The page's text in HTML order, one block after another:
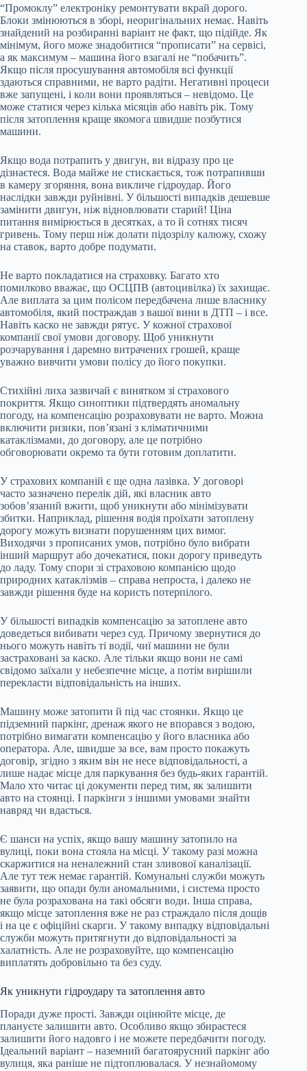
“Промоклу” електроніку ремонтувати вкрай дорого.
Блоки змінюються в зборі, неоригінальних немає. Навіть
знайдений на розбиранні варіант не факт, що підійде. Як
мінімум, його може знадобитися “прописати” на сервісі,
а як максимум – машина його взагалі не “побачить”.
Якщо після просушування автомобіля всі функції
здаються справними, не варто радіти. Негативні процеси
вже запущені, і коли вони проявляться – невідомо. Це
може статися через кілька місяців або навіть рік. Тому
після затоплення краще якомога швидше позбутися
машини.
Якщо вода потрапить у двигун, ви відразу про це
дізнаєтеся. Вода майже не стискається, тож потрапивши
в камеру згоряння, вона викличе гідроудар. Його
наслідки завжди руйнівні. У більшості випадків дешевше
замінити двигун, ніж відновлювати старий! Ціна
питання вимірюється в десятках, а то й сотнях тисяч
гривень. Тому перш ніж долати підозрілу калюжу, схожу
на ставок, варто добре подумати.
Не варто покладатися на страховку. Багато хто
помилково вважає, що ОСЦПВ (автоцивілка) їх захищає.
Але виплата за цим полісом передбачена лише власнику
автомобіля, який постраждав з вашої вини в ДТП – і все.
Навіть каско не завжди рятує. У кожної страхової
компанії свої умови договору. Щоб уникнути
розчарування і даремно витрачених грошей, краще
уважно вивчити умови полісу до його покупки.
Стихійні лиха зазвичай є винятком зі страхового
покриття. Якщо синоптики підтвердять аномальну
погоду, на компенсацію розраховувати не варто. Можна
включити ризики, пов’язані з кліматичними
катаклізмами, до договору, але це потрібно
обговорювати окремо та бути готовим доплатити.
У страхових компаній є ще одна лазівка. У договорі
часто зазначено перелік дій, які власник авто
зобов’язаний вжити, щоб уникнути або мінімізувати
збитки. Наприклад, рішення водія проїхати затоплену
дорогу можуть визнати порушенням цих вимог.
Виходячи з прописаних умов, потрібно було вибрати
інший маршрут або дочекатися, поки дорогу приведуть
до ладу. Тому спори зі страховою компанією щодо
природних катаклізмів – справа непроста, і далеко не
завжди рішення буде на користь потерпілого.
У більшості випадків компенсацію за затоплене авто
доведеться вибивати через суд. Причому звернутися до
нього можуть навіть ті водії, чиї машини не були
застраховані за каско. Але тільки якщо вони не самі
свідомо заїхали у небезпечне місце, а потім вирішили
перекласти відповідальність на інших.
Машину може затопити й під час стоянки. Якщо це
підземний паркінг, дренаж якого не впорався з водою,
потрібно вимагати компенсацію у його власника або
оператора. Але, швидше за все, вам просто покажуть
договір, згідно з яким він не несе відповідальності, а
лише надає місце для паркування без будь-яких гарантій.
Мало хто читає ці документи перед тим, як залишити
авто на стоянці. І паркінги з іншими умовами знайти
навряд чи вдасться.
Є шанси на успіх, якщо вашу машину затопило на
вулиці, поки вона стояла на місці. У такому разі можна
скаржитися на неналежний стан зливової каналізації.
Але тут теж немає гарантій. Комунальні служби можуть
заявити, що опади були аномальними, і система просто
не була розрахована на такі обсяги води. Інша справа,
якщо місце затоплення вже не раз страждало після дощів
і на це є офіційні скарги. У такому випадку відповідальні
служби можуть притягнути до відповідальності за
халатність. Але не розраховуйте, що компенсацію
виплатять добровільно та без суду.
Як уникнути гідроудару та затоплення авто
Поради дуже прості. Завжди оцінюйте місце, де
плануєте залишити авто. Особливо якщо збираєтеся
залишити його надовго і не можете передбачити погоду.
Ідеальний варіант – наземний багатоярусний паркінг або
вулиця, яка раніше не підтоплювалася. У незнайомому